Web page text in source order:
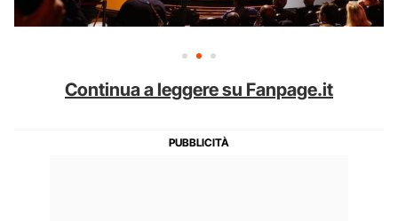
Continua a leggere su Fanpage.it